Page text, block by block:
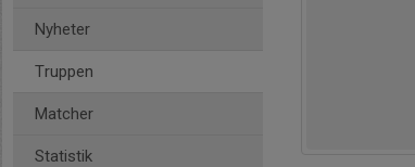
Nyheter
Truppen
Matcher
Statistik